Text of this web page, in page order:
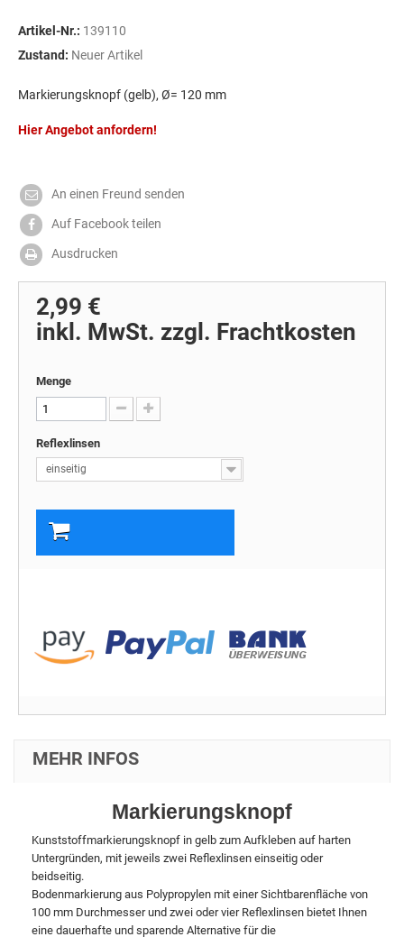
Artikel-Nr.: 139110
Zustand: Neuer Artikel
Markierungsknopf (gelb), Ø= 120 mm
Hier Angebot anfordern!
An einen Freund senden
Auf Facebook teilen
Ausdrucken
2,99 €
inkl. MwSt. zzgl. Frachtkosten
Menge
Reflexlinsen
einseitig
MEHR INFOS
Markierungsknopf
Kunststoffmarkierungsknopf in gelb zum Aufkleben auf harten
Untergründen, mit jeweils zwei Reflexlinsen einseitig oder
beidseitig.
Bodenmarkierung aus Polypropylen mit einer Sichtbarenfläche von
100 mm Durchmesser und zwei oder vier Reflexlinsen bietet Ihnen
eine dauerhafte und sparende Alternative für die